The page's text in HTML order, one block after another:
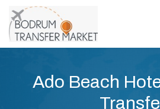
Ado Beach